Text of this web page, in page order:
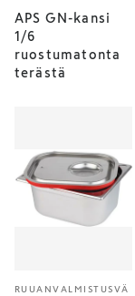
APS GN-kansi
1/6
ruostumatonta
terästä
RUUANVALMISTUSVÄ